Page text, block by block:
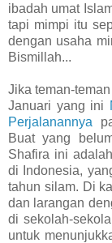
ibadah umat
tapi mimpi itu
dengan usaha
Bismillah...
Jika teman-
Januari yang ini
Perjalanannya
Buat yang
Shafira ini
di Indonesia,
tahun silam. Di
dan larangan
di sekolah-
untuk